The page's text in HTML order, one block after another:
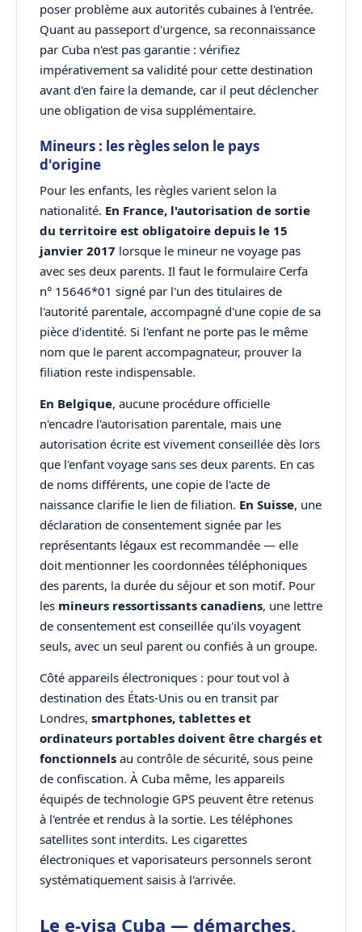
poser problème aux autorités cubaines à l'entrée.
Quant au passeport d'urgence, sa reconnaissance
par Cuba n'est pas garantie : vérifiez
impérativement sa validité pour cette destination
avant d'en faire la demande, car il peut déclencher
une obligation de visa supplémentaire.
Mineurs : les règles selon le pays
d'origine
Pour les enfants, les règles varient selon la
nationalité. En France, l'autorisation de sortie
du territoire est obligatoire depuis le 15
janvier 2017 lorsque le mineur ne voyage pas
avec ses deux parents. Il faut le formulaire Cerfa
n° 15646*01 signé par l'un des titulaires de
l'autorité parentale, accompagné d'une copie de sa
pièce d'identité. Si l'enfant ne porte pas le même
nom que le parent accompagnateur, prouver la
filiation reste indispensable.
En Belgique, aucune procédure officielle
n'encadre l'autorisation parentale, mais une
autorisation écrite est vivement conseillée dès lors
que l'enfant voyage sans ses deux parents. En cas
de noms différents, une copie de l'acte de
naissance clarifie le lien de filiation. En Suisse, une
déclaration de consentement signée par les
représentants légaux est recommandée — elle
doit mentionner les coordonnées téléphoniques
des parents, la durée du séjour et son motif. Pour
les mineurs ressortissants canadiens, une lettre
de consentement est conseillée qu'ils voyagent
seuls, avec un seul parent ou confiés à un groupe.
Côté appareils électroniques : pour tout vol à
destination des États-Unis ou en transit par
Londres, smartphones, tablettes et
ordinateurs portables doivent être chargés et
fonctionnels au contrôle de sécurité, sous peine
de confiscation. À Cuba même, les appareils
équipés de technologie GPS peuvent être retenus
à l'entrée et rendus à la sortie. Les téléphones
satellites sont interdits. Les cigarettes
électroniques et vaporisateurs personnels seront
systématiquement saisis à l'arrivée.
Le e-visa Cuba — démarches,